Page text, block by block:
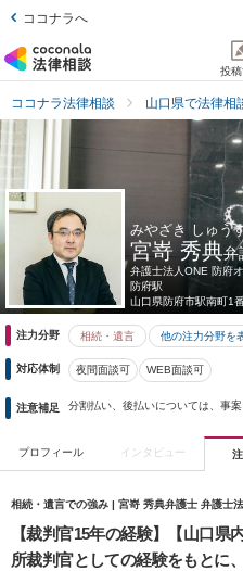
ココナラへ
投
ココナラ法律相談 山口県で法律相
みやざき しゅう
宮嵜 秀典弁
弁護士法人ONE 防府
防府駅
山口県防府市駅南町1
注力分野 相続・遺言 他の注力分野を
対応体制 夜間面談可 WEB面談可
注意補足 分割払い、後払いについては、事
プロフィール インタビュー
相続・遺言での強み | 宮嵜 秀典弁護士 弁護士
【裁判官15年の経験】【山口県
所裁判官としての経験をもとに